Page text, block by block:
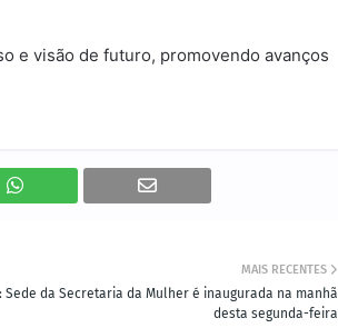
e visão de futuro, promovendo avanços
MAIS RECENTES
Sede da Secretaria da Mulher é inaugurada na manhã
desta segunda-feira